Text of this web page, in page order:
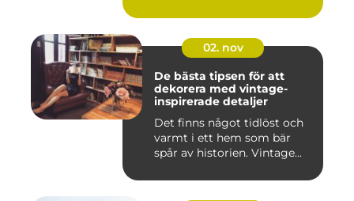
02. nov
De bästa tipsen för att
dekorera med vintage-
inspirerade detaljer
Det finns något tidlöst och
varmt i ett hem som bär
spår av historien. Vintage...